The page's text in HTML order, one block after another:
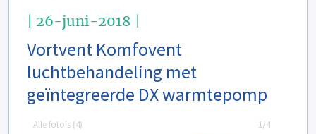
| 26-juni-2018 |
Vortvent Komfovent
luchtbehandeling met
geïntegreerde DX warmtepomp
Alle foto's (4) 1/4